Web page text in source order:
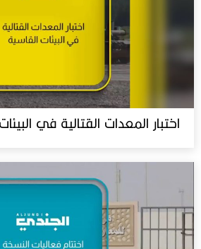
اختبار المعدات القتالية في